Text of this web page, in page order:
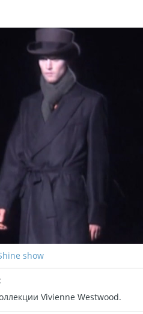
show
:
Vivienne Westwood.